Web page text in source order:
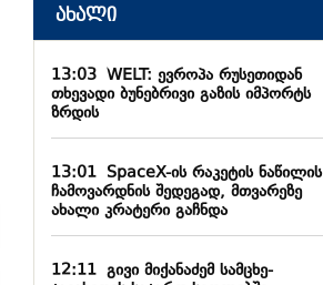
ახალი
13:03WELT: ევროპა რუსეთიდან
თხევადი ბუნებრივი გაზის იმპორტს
ზრდის
13:01SpaceX-ის რაკეტის ნაწილის
ჩამოვარდნის შედეგად, მთვარეზე
ახალი კრატერი გაჩნდა
12:11გივი მიქანაძემ სამცხე-